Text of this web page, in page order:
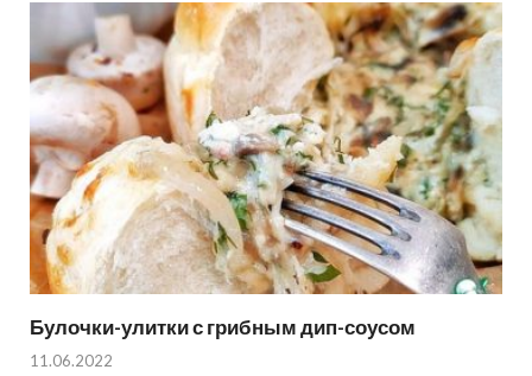
Булочки-улитки с грибным дип-соусом
11.06.2022